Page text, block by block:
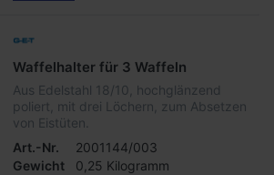
Waffelhalter für 3 Waffeln
Aus Edelstahl 18/10, hochglänzend
poliert, mit drei Löchern, zum Absetzen
von Eistüten.
Art.-Nr.
2001144/003
Gewicht
0,25 Kilogramm